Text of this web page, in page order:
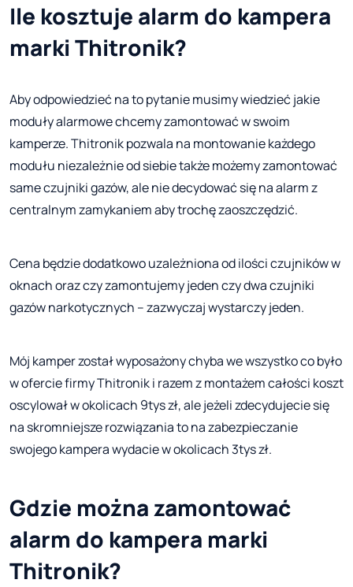
Ile kosztuje alarm do kampera
marki Thitronik?
Aby odpowiedzieć na to pytanie musimy wiedzieć jakie
moduły alarmowe chcemy zamontować w swoim
kamperze. Thitronik pozwala na montowanie każdego
modułu niezależnie od siebie także możemy zamontować
same czujniki gazów, ale nie decydować się na alarm z
centralnym zamykaniem aby trochę zaoszczędzić.
Cena będzie dodatkowo uzależniona od ilości czujników w
oknach oraz czy zamontujemy jeden czy dwa czujniki
gazów narkotycznych – zazwyczaj wystarczy jeden.
Mój kamper został wyposażony chyba we wszystko co było
w ofercie firmy Thitronik i razem z montażem całości koszt
oscylował w okolicach 9tys zł, ale jeżeli zdecydujecie się
na skromniejsze rozwiązania to na zabezpieczanie
swojego kampera wydacie w okolicach 3tys zł.
Gdzie można zamontować
alarm do kampera marki
Thitronik?